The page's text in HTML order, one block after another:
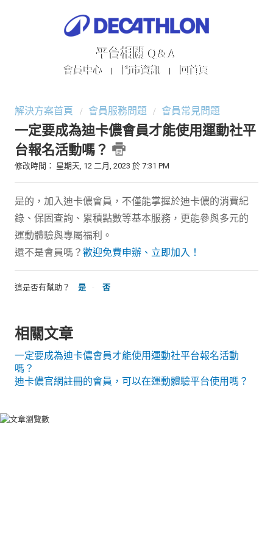
平台相關 Q&A
會員中心 門市資訊 回首頁
解決方案首頁 會員服務問題 會員常見問題
一定要成為迪卡儂會員才能使用運動社平
台報名活動嗎？
修改時間： 星期天, 12 二月, 2023 於 7:31 PM
是的，加入迪卡儂會員，不僅能掌握於迪卡儂的消費紀
錄、保固查詢、累積點數等基本服務，更能參與多元的
運動體驗與專屬福利。
還不是會員嗎？歡迎免費申辦、立即加入！
這是否有幫助？ 是 否
相關文章
一定要成為迪卡儂會員才能使用運動社平台報名活動
嗎？
迪卡儂官網註冊的會員，可以在運動體驗平台使用嗎？